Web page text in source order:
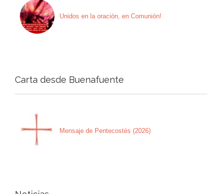
Unidos en la oración, en Comunión!
Carta desde Buenafuente
Mensaje de Pentecostés (2026)